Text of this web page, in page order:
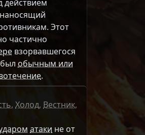
действием
Этот
частично
взорвавшегося
обычным или
.
, Холод, Вестник,
атаки не от